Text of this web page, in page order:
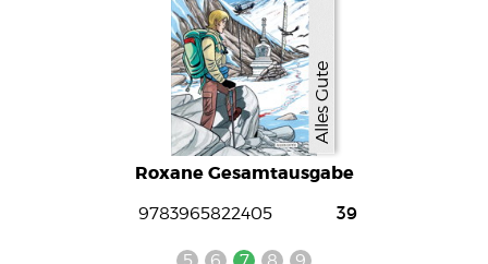
Alles Gute
Roxane Gesamtausgabe
9783965822405 39